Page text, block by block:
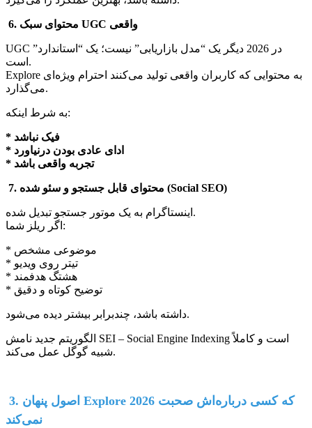
6. محتوای سبک UGC واقعی
UGC در 2026 دیگر یک “مدل بازاریابی” نیست؛ یک “استاندارد”
است.
Explore به محتوایی که کاربران واقعی تولید می‌کنند احترام ویژه‌ای
می‌گذارد.
به شرط اینکه:
* فیک نباشد
* ادای عادی بودن درنیاورد
* تجربه واقعی باشد
7. محتوای قابل جستجو و سئو شده (Social SEO)
اینستاگرام به یک موتور جستجو تبدیل شده.
اگر ریلز شما:
* موضوعی مشخص
* تیتر روی ویدیو
* هشتگ هدفمند
* توضیح کوتاه و دقیق
داشته باشد، چندبرابر بیشتر دیده می‌شود.
الگوریتم جدید نامش SEI – Social Engine Indexing است و کاملاً
شبیه گوگل عمل می‌کند.
3. اصول پنهان Explore 2026 که کسی درباره‌اش صحبت
نمی‌کند